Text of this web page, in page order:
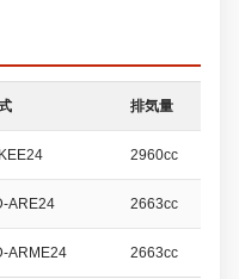
排気量
2960cc
ARE24 2663cc
ARME24 2663cc